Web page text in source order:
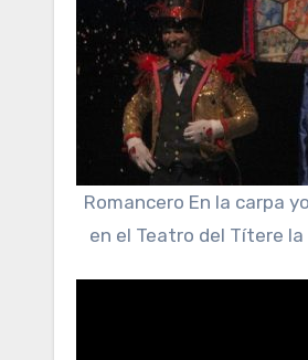
Romancero En la carpa
en el Teatro del Títere la